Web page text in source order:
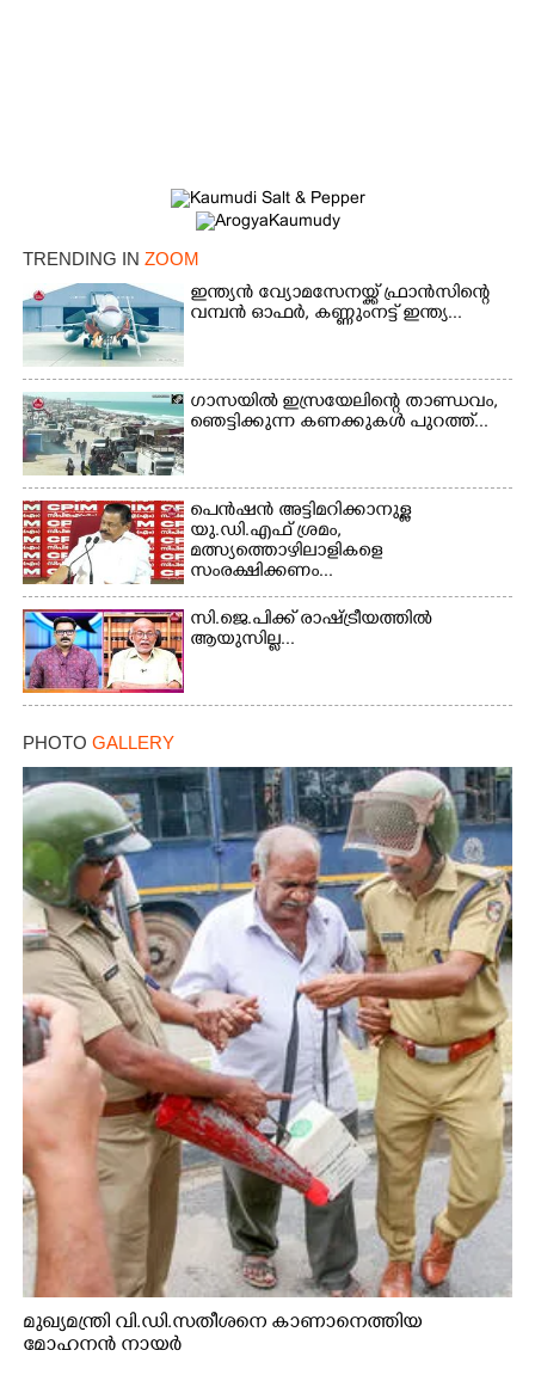
TRENDING IN ZOOM
ഇന്ത്യൻ വ്യോമസേനയ്ക്ക് ഫ്രാൻസിന്റെ
വമ്പൻ ഓഫർ, കണ്ണുംനട്ട് ഇന്ത്യ...
ഗാസയിൽ ഇസ്രയേലിന്റെ താണ്ഡവം,
ഞെട്ടിക്കുന്ന കണക്കുകൾ പുറത്ത്...
പെൻഷൻ അട്ടിമറിക്കാനുള്ള
യു.ഡി.എഫ് ശ്രമം,
മത്സ്യത്തൊഴിലാളികളെ
സംരക്ഷിക്കണം...
സി.ജെ.പിക്ക് രാഷ്ട്രീയത്തിൽ
ആയുസില്ല...
PHOTO GALLERY
മുഖ്യമന്ത്രി വി.ഡി.സതീശനെ കാണാനെത്തിയ
മോഹനൻ നായർ
×
Share this link
Copy Link